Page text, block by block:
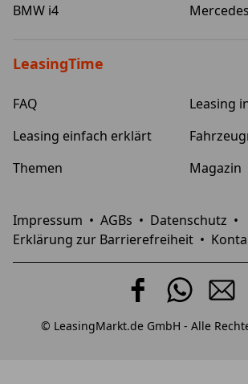
BMW i4
LeasingTime
FAQ
Leasing
Leasing einfach erklärt
Themen
Magazin
Impressum • AGBs • Datenschutz •
Erklärung zur Barrierefreiheit •
© LeasingMarkt.de GmbH - Alle